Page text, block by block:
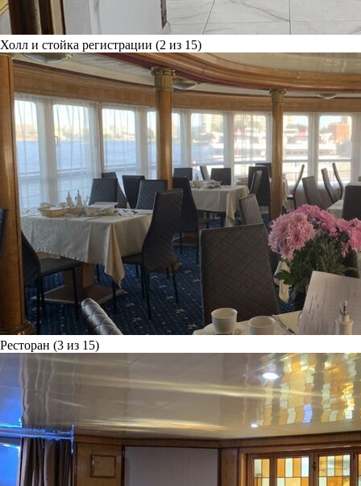
Холл и стойка регистрации (2 из 15)
Ресторан (3 из 15)